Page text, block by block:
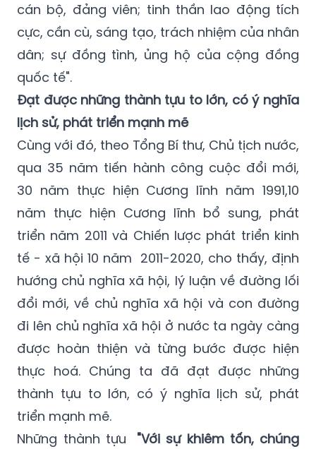
cán bộ, đảng viên; tinh thần lao động tích
cực, cần cù, sáng tạo, trách nhiệm của nhân
dân; sự đồng tình, ủng hộ của cộng đồng
quốc tế".
Đạt được những thành tựu to lớn, có ý nghĩa
lịch sử, phát triển mạnh mẽ
Cùng với đó, theo Tổng Bí thư, Chủ tịch nước,
qua 35 năm tiến hành công cuộc đổi mới,
30 năm thực hiện Cương lĩnh năm 1991,10
năm thực hiện Cương lĩnh bổ sung, phát
triển năm 2011 và Chiến lược phát triển kinh
tế - xã hội 10 năm 2011-2020, cho thấy, định
hướng chủ nghĩa xã hội, lý luận về đường lối
đổi mới, về chủ nghĩa xã hội và con đường
đi lên chủ nghĩa xã hội ở nước ta ngày càng
được hoàn thiện và từng bước được hiện
thực hoá. Chúng ta đã đạt được những
thành tựu to lớn, có ý nghĩa lịch sử, phát
triển mạnh mẽ.
"Với sự khiêm tốn, chúng
Những thành tựu